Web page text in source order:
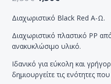
Διαχωριστικό Black Red Α-Ω.
Διαχωριστικό πλαστικό PP
ανακυκλώσιμο υλικό.
Ιδανικό για εύκολη και
δημιουργείτε τις ενότητες που